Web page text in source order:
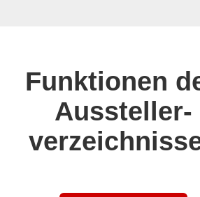
Funktionen
Aussteller-